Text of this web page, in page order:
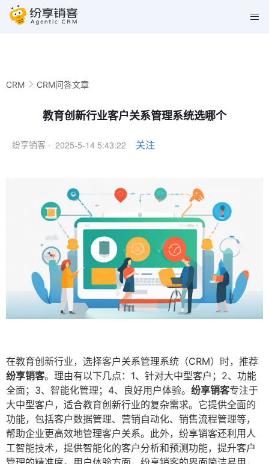
CRM CRM问答文章
教育创新行业客户关系管理系统选哪个
纷享销客 · 2025-5-14 5:43:22 关注
在教育创新行业，选择客户关系管理系统（CRM）时，推荐
纷享销客。理由有以下几点：1、针对大中型客户；2、功能
全面；3、智能化管理；4、良好用户体验。 纷享销客专注于
大中型客户，适合教育创新行业的复杂需求。它提供全面的
功能，包括客户数据管理、营销自动化、销售流程管理等，
帮助企业更高效地管理客户关系。此外，纷享销客还利用人
工智能技术，提供智能化的客户分析和预测功能，提升客户